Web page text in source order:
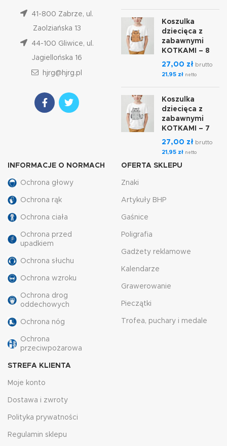
41-800 Zabrze, ul.
Zaolziańska 13
44-100 Gliwice, ul.
Jagiellońska 16
hjrg@hjrg.pl
Koszulka
dziecięca z
zabawnymi
KOTKAMI – 8
27,00 zł brutto
21,95 zł netto
Koszulka
dziecięca z
zabawnymi
KOTKAMI – 7
27,00 zł brutto
21,95 zł netto
INFORMACJE O NORMACH
Ochrona głowy
Ochrona rąk
Ochrona ciała
Ochrona przed
upadkiem
Ochrona słuchu
Ochrona wzroku
Ochrona drog
oddechowych
Ochrona nóg
Ochrona
przeciwpożarowa
OFERTA SKLEPU
Znaki
Artykuły BHP
Gaśnice
Poligrafia
Gadżety reklamowe
Kalendarze
Grawerowanie
Pieczątki
Trofea, puchary i medale
STREFA KLIENTA
Moje konto
Dostawa i zwroty
Polityka prywatności
Regulamin sklepu